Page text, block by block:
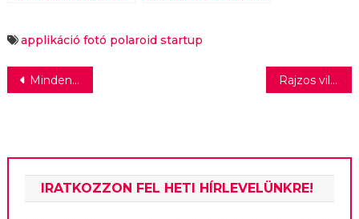
applikáció fotó polaroid startup
Bejegyzés
Minden negyedik forintot saját márkára költöttek Rajzos világgal frissít az Arany Ászok
IRATKOZZON FEL HETI HÍRLEVELÜNKRE!